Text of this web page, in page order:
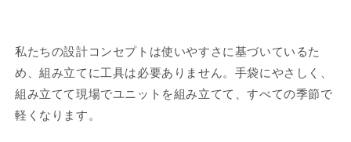
私たちの設計コンセプトは使いやすさに基づいているた
め、組み立てに工具は必要ありません。手袋にやさしく、
組み立てて現場でユニットを組み立てて、すべての季節で
軽くなります。